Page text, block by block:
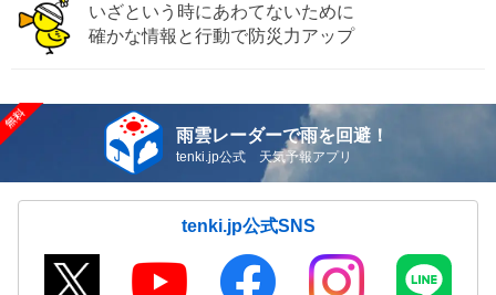
いざという時にあわてないために
確かな情報と行動で防災力アップ
雨雲レーダーで雨を回避！
tenki.jp公式 天気予報アプリ
tenki.jp公式SNS